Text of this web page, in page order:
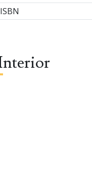
ISBN
Interior